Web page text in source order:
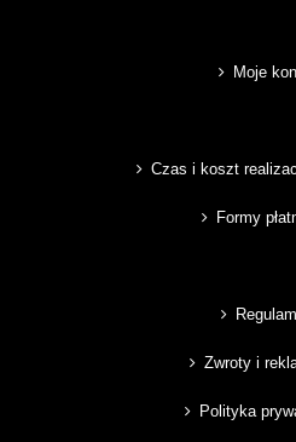
Moje
Czas i koszt
Formy
Zwroty i
Polityka